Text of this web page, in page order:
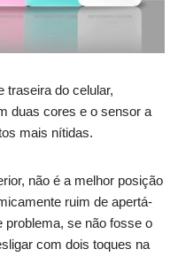
traseira do celular,
duas cores e o sensor a
mais nítidas.
não é a melhor posição
ruim de apertá-
problema, se não fosse o
com dois toques na